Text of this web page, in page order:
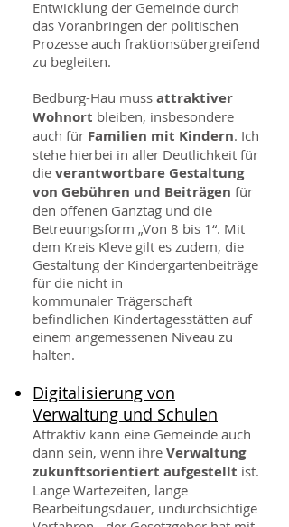
Entwicklung der Gemeinde durch
das Voranbringen der politischen
Prozesse auch fraktionsübergreifend
zu begleiten.
Bedburg-Hau muss attraktiver
Wohnort bleiben, insbesondere
auch für Familien mit Kindern. Ich
stehe hierbei in aller Deutlichkeit für
die verantwortbare Gestaltung
von Gebühren und Beiträgen für
den offenen Ganztag und die
Betreuungsform „Von 8 bis 1“. Mit
dem Kreis Kleve gilt es zudem, die
Gestaltung der Kindergartenbeiträge
für die nicht in
kommunaler Trägerschaft
befindlichen Kindertagesstätten auf
einem angemessenen Niveau zu
halten.
Digitalisierung von
Verwaltung und Schulen
Attraktiv kann eine Gemeinde auch
dann sein, wenn ihre Verwaltung
zukunftsorientiert aufgestellt ist.
Lange Wartezeiten, lange
Bearbeitungsdauer, undurchsichtige